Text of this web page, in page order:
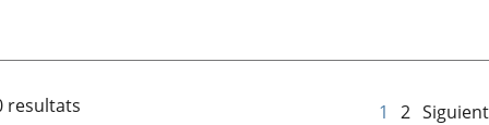
resultats 1 2